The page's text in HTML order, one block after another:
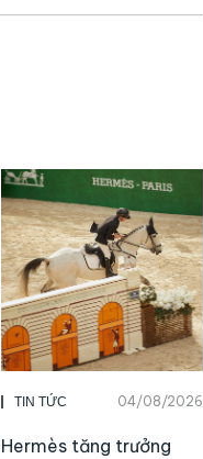
TIN TỨC 04/08/2026
Hermès tăng trưởng